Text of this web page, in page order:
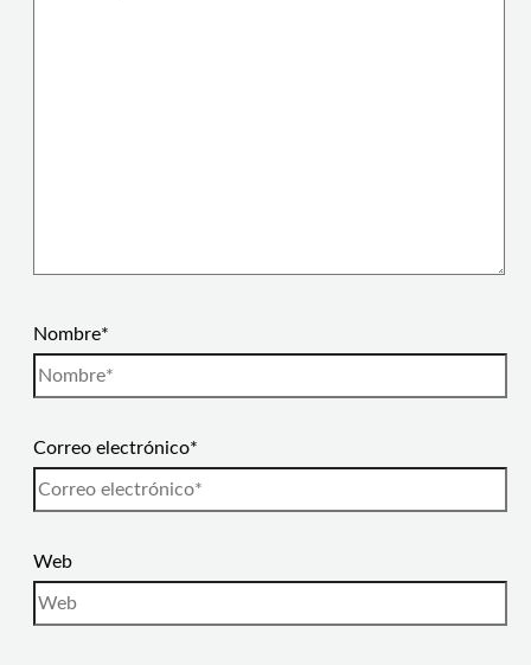
Nombre*
Correo electrónico*
Web